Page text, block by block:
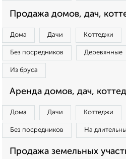
Продажа домов, дач,
Дома Дачи Коттеджи
Без посредников Деревянные
Из бруса
Аренда домов, дач,
Дома Дачи Коттеджи
Без посредников На
Продажа земельных